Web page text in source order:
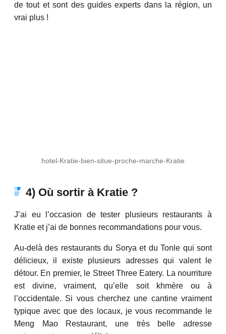
de tout et sont des guides experts dans la région, un
vrai plus !
hotel-Kratie-bien-situe-proche-marche-Kratie
4) Où sortir à Kratie ?
J’ai eu l’occasion de tester plusieurs restaurants à
Kratie et j’ai de bonnes recommandations pour vous.
Au-delà des restaurants du Sorya et du Tonle qui sont
délicieux, il existe plusieurs adresses qui valent le
détour. En premier, le Street Three Eatery. La nourriture
est divine, vraiment, qu’elle soit khmère ou à
l’occidentale. Si vous cherchez une cantine vraiment
typique avec que des locaux, je vous recommande le
Meng Mao Restaurant, une très belle adresse